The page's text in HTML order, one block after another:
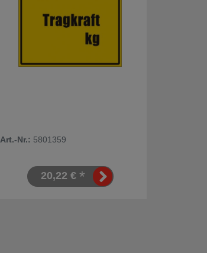
Art.-Nr.: 5801359
20,22 € *